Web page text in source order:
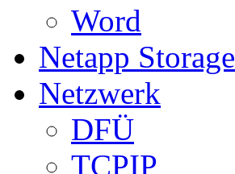
Word
Netapp Storage
Netzwerk
DFÜ
TCPIP